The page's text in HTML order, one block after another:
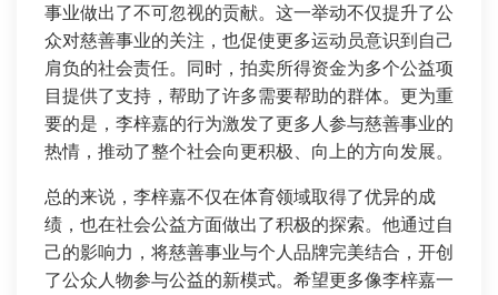
事业做出了不可忽视的贡献。这一举动不仅提升了公
众对慈善事业的关注，也促使更多运动员意识到自己
肩负的社会责任。同时，拍卖所得资金为多个公益项
目提供了支持，帮助了许多需要帮助的群体。更为重
要的是，李梓嘉的行为激发了更多人参与慈善事业的
热情，推动了整个社会向更积极、向上的方向发展。
总的来说，李梓嘉不仅在体育领域取得了优异的成
绩，也在社会公益方面做出了积极的探索。他通过自
己的影响力，将慈善事业与个人品牌完美结合，开创
了公众人物参与公益的新模式。希望更多像李梓嘉一